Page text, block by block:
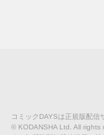
コミックDAYSは正規版配信
© KODANSHA Ltd. All rights